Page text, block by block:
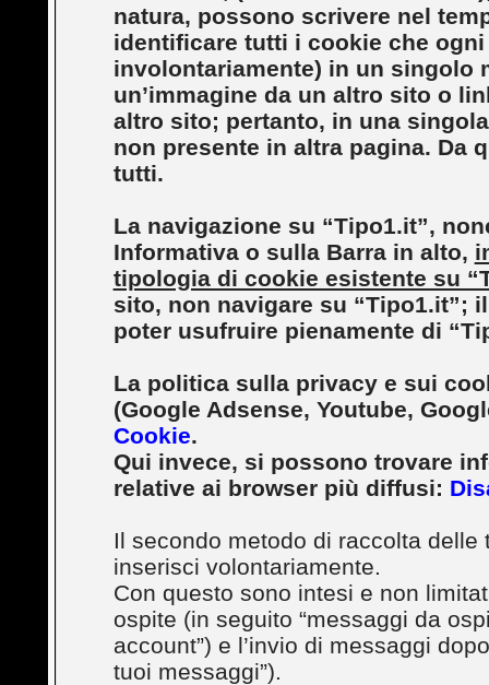
natura, possono scrivere nel
identificare tutti i cookie che
involontariamente) in un singolo
un’immagine da un altro sito o
altro sito; pertanto, in una
non presente in altra pagina. Da
tutti.
La navigazione su “Tipo1.it”,
Informativa o sulla Barra in alto,
tipologia di cookie esistente su
sito, non navigare su “Tipo1.it”;
poter usufruire pienamente di
La politica sulla privacy e sui
(Google Adsense, Youtube,
Cookie.
Qui invece, si possono trovare
relative ai browser più diffusi:
Il secondo metodo di raccolta
inserisci volontariamente.
Con questo sono intesi e non
ospite (in seguito “messaggi da
account”) e l’invio di messaggi
tuoi messaggi”).